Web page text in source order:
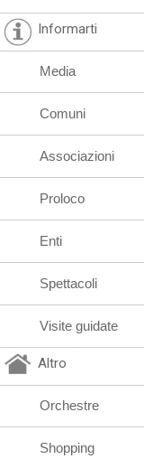
Informarti
Media
Comuni
Associazioni
Proloco
Enti
Spettacoli
Visite guidate
Altro
Orchestre
Shopping